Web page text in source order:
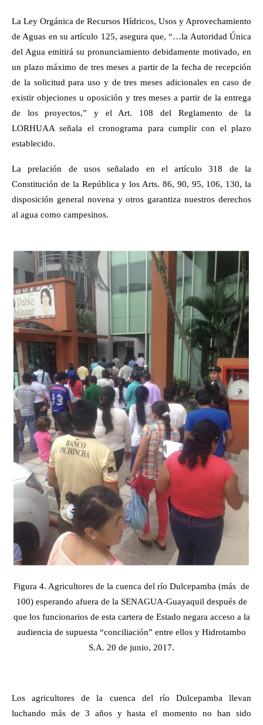
La Ley Orgánica de Recursos Hídricos, Usos y Aprovechamiento
de Aguas en su artículo 125, asegura que, “…la Autoridad Única
del Agua emitirá su pronunciamiento debidamente motivado, en
un plazo máximo de tres meses a partir de la fecha de recepción
de la solicitud para uso y de tres meses adicionales en caso de
existir objeciones u oposición y tres meses a partir de la entrega
de los proyectos,” y el Art. 108 del Reglamento de la
LORHUAA señala el cronograma para cumplir con el plazo
establecido.
La prelación de usos señalado en el artículo 318 de la
Constitución de la República y los Arts. 86, 90, 95, 106, 130, la
disposición general novena y otros garantiza nuestros derechos
al agua como campesinos.
Figura 4. Agricultores de la cuenca del río Dulcepamba (más de
100)esperando afuera de la SENAGUA-Guayaquil después de
que los funcionarios de esta cartera de Estado negara acceso a la
audiencia de supuesta “conciliación” entre ellos y Hidrotambo
S.A. 20 de junio, 2017.
Los agricultores de la cuenca del río Dulcepamba llevan
luchando más de 3 años y hasta el momento no han sido